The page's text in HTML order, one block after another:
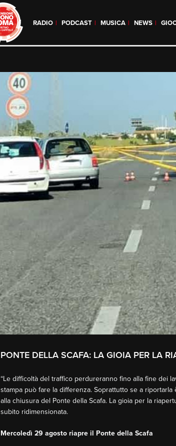
RADIO PODCAST MUSICA NEWS
PONTE DELLA SCAFA: LA GIOIA PER LA
“Le difficoltà del traffico perdureranno fino alla fine dei
stampa può fare la differenza. Soprattutto se a
alla chiusura del Ponte della Scafa. La gioia per la
subito ridimensionata.
Mercoledì 29 agosto riapre il Ponte della Scafa